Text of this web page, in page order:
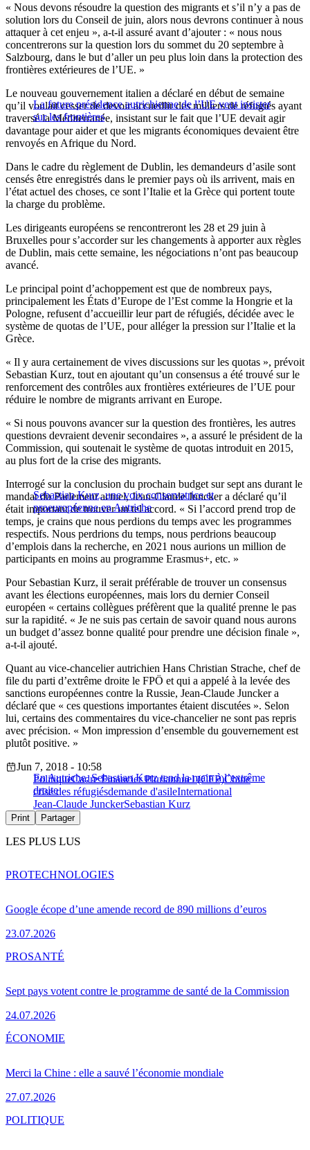
« Nous devons résoudre la question des migrants et s’il n’y a pas de
solution lors du Conseil de juin, alors nous devrons continuer à nous
attaquer à cet enjeu », a-t-il assuré avant d’ajouter : « nous nous
concentrerons sur la question lors du sommet du 20 septembre à
Salzbourg, dans le but d’aller un peu plus loin dans la protection des
frontières extérieures de l’UE. »
La future présidence autrichienne de l’UE veut insister
sur les frontières
Le nouveau gouvernement italien a déclaré en début de semaine
qu’il voulait cesser de devoir accueillir des milliers de réfugiés ayant
traversé la Méditerranée, insistant sur le fait que l’UE devait agir
davantage pour aider et que les migrants économiques devaient être
renvoyés en Afrique du Nord.
Dans le cadre du règlement de Dublin, les demandeurs d’asile sont
censés être enregistrés dans le premier pays où ils arrivent, mais en
l’état actuel des choses, ce sont l’Italie et la Grèce qui portent toute
la charge du problème.
Les dirigeants européens se rencontreront les 28 et 29 juin à
Bruxelles pour s’accorder sur les changements à apporter aux règles
de Dublin, mais cette semaine, les négociations n’ont pas beaucoup
avancé.
Le principal point d’achoppement est que de nombreux pays,
principalement les États d’Europe de l’Est comme la Hongrie et la
Pologne, refusent d’accueillir leur part de réfugiés, décidée avec le
système de quotas de l’UE, pour alléger la pression sur l’Italie et la
Grèce.
« Il y aura certainement de vives discussions sur les quotas », prévoit
Sebastian Kurz, tout en ajoutant qu’un consensus a été trouvé sur le
renforcement des contrôles aux frontières extérieures de l’UE pour
réduire le nombre de migrants arrivant en Europe.
« Si nous pouvons avancer sur la question des frontières, les autres
questions devraient devenir secondaires », a assuré le président de la
Commission, qui soutenait le système de quotas introduit en 2015,
au plus fort de la crise des migrants.
Sebastian Kurz, une voix conservatrice et
proeuropéenne en Autriche
Interrogé sur la conclusion du prochain budget sur sept ans durant le
mandat du Parlement actuel, Jean-Claude Juncker a déclaré qu’il
était important de trouver un tel accord. « Si l’accord prend trop de
temps, je crains que nous perdions du temps avec les programmes
respectifs. Nous perdrions du temps, nous perdrions beaucoup
d’emplois dans la recherche, en 2021 nous aurions un million de
participants en moins au programme Erasmus+, etc. »
Pour Sebastian Kurz, il serait préférable de trouver un consensus
avant les élections européennes, mais lors du dernier Conseil
européen « certains collègues préfèrent que la qualité prenne le pas
sur la rapidité. « Je ne suis pas certain de savoir quand nous aurons
un budget d’assez bonne qualité pour prendre une décision finale »,
a-t-il ajouté.
Quant au vice-chancelier autrichien Hans Christian Strache, chef de
file du parti d’extrême droite le FPÖ et qui a appelé à la levée des
sanctions européennes contre la Russie, Jean-Claude Juncker a
déclaré que « ces questions importantes étaient discutées ». Selon
lui, certains des commentaires du vice-chancelier ne sont pas repris
avec précision. « Mon impression d’ensemble du gouvernement est
plutôt positive. »
En Autriche, Sebastian Kurz tend la main à l’extrême
droite
Jun 7, 2018 - 10:58
PolitiqueCadre Financier Pluriannuel (CFP)Chine
crise des réfugiésdemande d'asileInternational
Jean-Claude JunckerSebastian Kurz
Print Partager
LES PLUS LUS
Google écope d’une amende record de 890 millions d’euros
23.07.2026
PROTECHNOLOGIES
Sept pays votent contre le programme de santé de la Commission
24.07.2026
PROSANTÉ
Merci la Chine : elle a sauvé l’économie mondiale
27.07.2026
ÉCONOMIE
POLITIQUE